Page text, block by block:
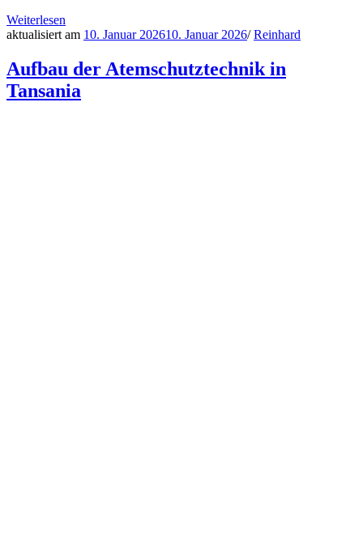
Weiterlesen
aktualisiert am 10. Januar 202610. Januar 2026/ Reinhard
Aufbau der Atemschutztechnik in
Tansania